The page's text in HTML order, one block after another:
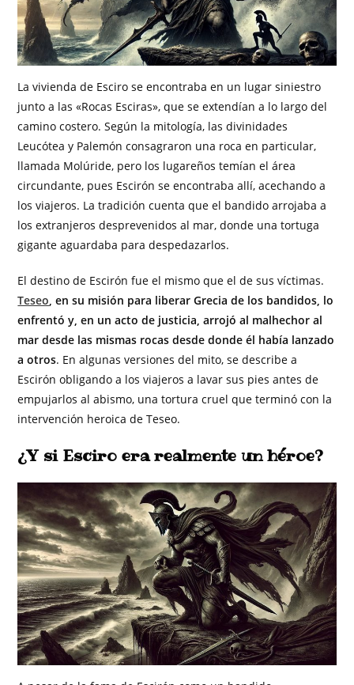
La vivienda de Esciro se encontraba en un lugar siniestro
junto a las «Rocas Esciras», que se extendían a lo largo del
camino costero. Según la mitología, las divinidades
Leucótea y Palemón consagraron una roca en particular,
llamada Molúride, pero los lugareños temían el área
circundante, pues Escirón se encontraba allí, acechando a
los viajeros. La tradición cuenta que el bandido arrojaba a
los extranjeros desprevenidos al mar, donde una tortuga
gigante aguardaba para despedazarlos.
El destino de Escirón fue el mismo que el de sus víctimas.
Teseo, en su misión para liberar Grecia de los bandidos, lo
enfrentó y, en un acto de justicia, arrojó al malhechor al
mar desde las mismas rocas desde donde él había lanzado
a otros. En algunas versiones del mito, se describe a
Escirón obligando a los viajeros a lavar sus pies antes de
empujarlos al abismo, una tortura cruel que terminó con la
intervención heroica de Teseo.
¿Y si Esciro era realmente un héroe?